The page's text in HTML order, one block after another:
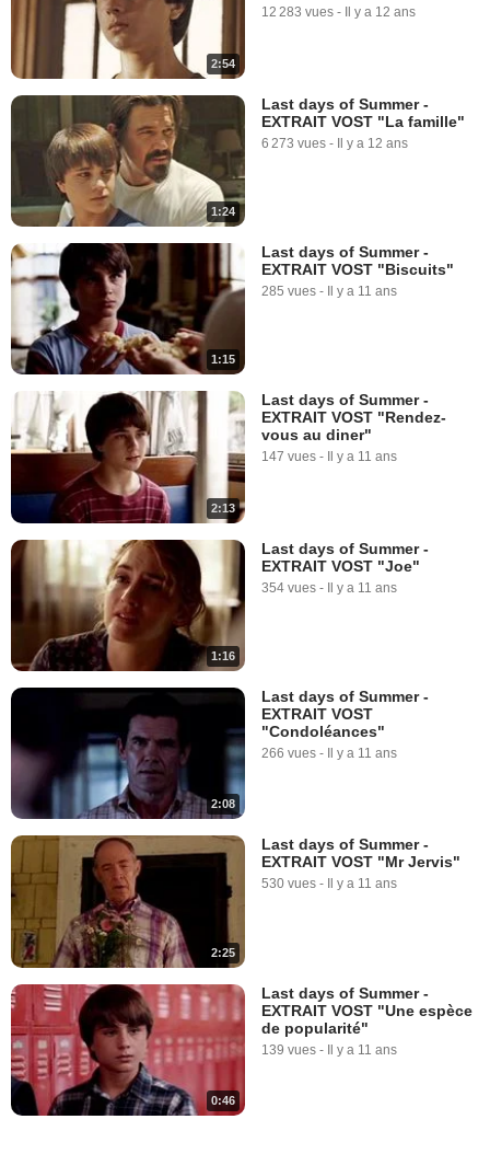
2:54
12 283 vues - Il y a 12 ans
1:24
Last days of Summer -
EXTRAIT VOST "La famille"
6 273 vues - Il y a 12 ans
1:15
Last days of Summer -
EXTRAIT VOST "Biscuits"
285 vues - Il y a 11 ans
2:13
Last days of Summer -
EXTRAIT VOST "Rendez-
vous au diner"
147 vues - Il y a 11 ans
1:16
Last days of Summer -
EXTRAIT VOST "Joe"
354 vues - Il y a 11 ans
2:08
Last days of Summer -
EXTRAIT VOST
"Condoléances"
266 vues - Il y a 11 ans
2:25
Last days of Summer -
EXTRAIT VOST "Mr Jervis"
530 vues - Il y a 11 ans
0:46
Last days of Summer -
EXTRAIT VOST "Une espèce
de popularité"
139 vues - Il y a 11 ans